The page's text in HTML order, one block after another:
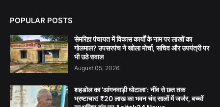
POPULAR POSTS
सेमरिहा पंचायत में विकास कार्यों के नाम पर लाखों का
गोलमाल? उपसरपंच ने खोला मोर्चा, सचिव और उपयंत्री पर
भी उठे सवाल
August 05, 2026
शहडोल का 'आंगनवाड़ी घोटाला': नींव से छत तक
भ्रष्टाचार! ₹20 लाख का भवन चंद सालों में जर्जर, बच्चों